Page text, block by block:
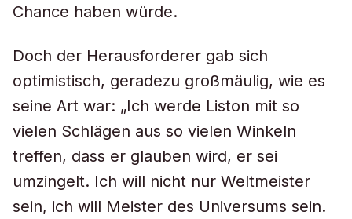
Chance haben würde.
Doch der Herausforderer gab sich
optimistisch, geradezu großmäulig, wie es
seine Art war: „Ich werde Liston mit so
vielen Schlägen aus so vielen Winkeln
treffen, dass er glauben wird, er sei
umzingelt. Ich will nicht nur Weltmeister
sein, ich will Meister des Universums sein.